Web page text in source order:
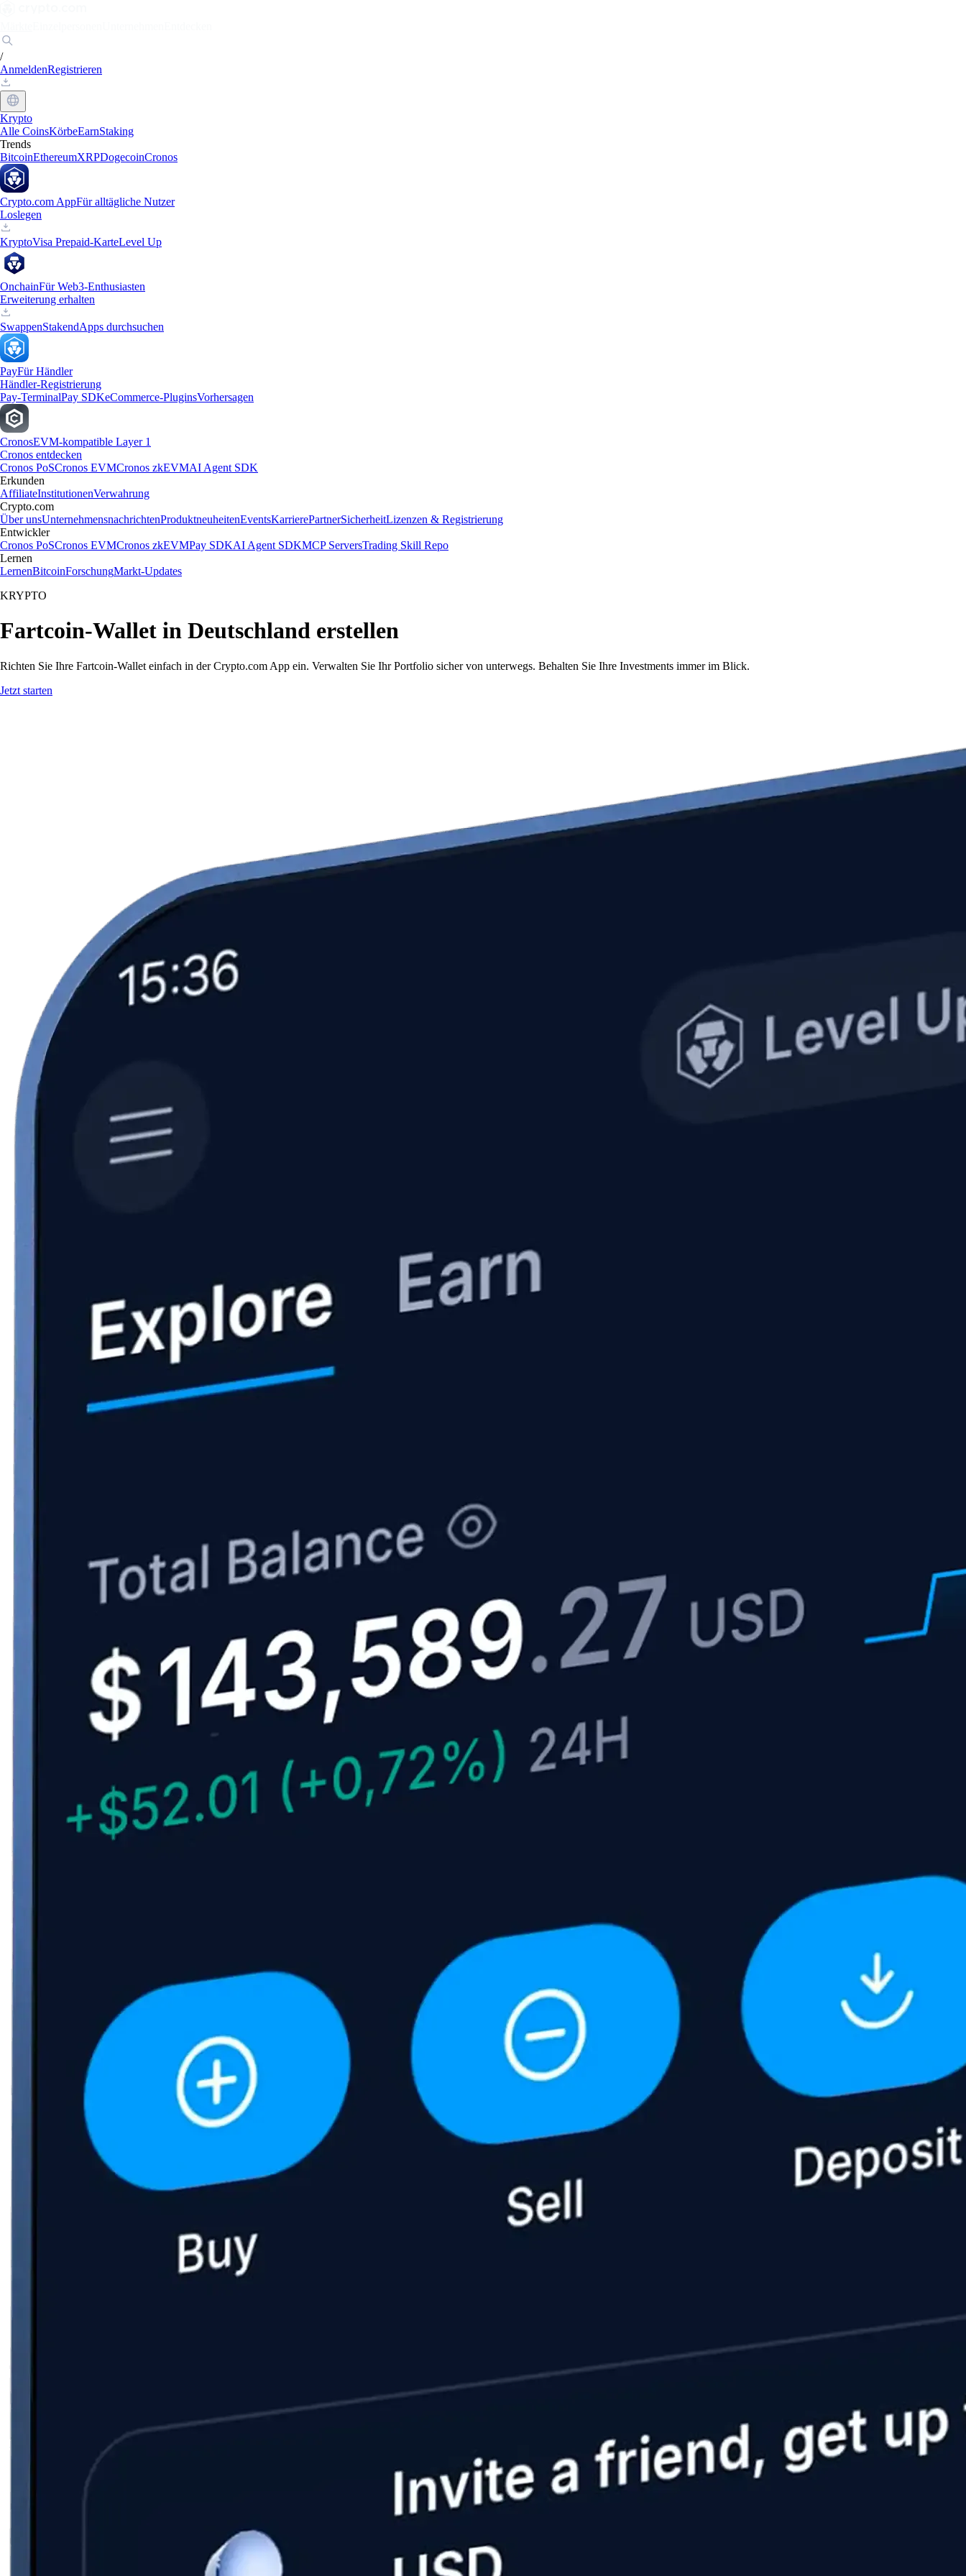
/
AnmeldenRegistrieren
Krypto
Alle CoinsKörbeEarnStaking
Trends
BitcoinEthereumXRPDogecoinCronos
Crypto.com AppFür alltägliche Nutzer
Loslegen
KryptoVisa Prepaid-KarteLevel Up
OnchainFür Web3-Enthusiasten
Erweiterung erhalten
SwappenStakendApps durchsuchen
PayFür Händler
Händler-Registrierung
Pay-TerminalPay SDKeCommerce-PluginsVorhersagen
CronosEVM-kompatible Layer 1
Cronos entdecken
Cronos PoSCronos EVMCronos zkEVMAI Agent SDK
Erkunden
AffiliateInstitutionenVerwahrung
Crypto.com
Über unsUnternehmensnachrichtenProduktneuheitenEventsKarrierePartnerSicherheitLizenzen & Registrierung
Entwickler
Cronos PoSCronos EVMCronos zkEVMPay SDKAI Agent SDKMCP ServersTrading Skill Repo
Lernen
LernenBitcoinForschungMarkt-Updates
KRYPTO
Fartcoin-Wallet in Deutschland erstellen
Richten Sie Ihre Fartcoin-Wallet einfach in der Crypto.com App ein. Verwalten Sie Ihr Portfolio sicher von unterwegs. Behalten Sie Ihre Investments immer im Blick.
Jetzt starten